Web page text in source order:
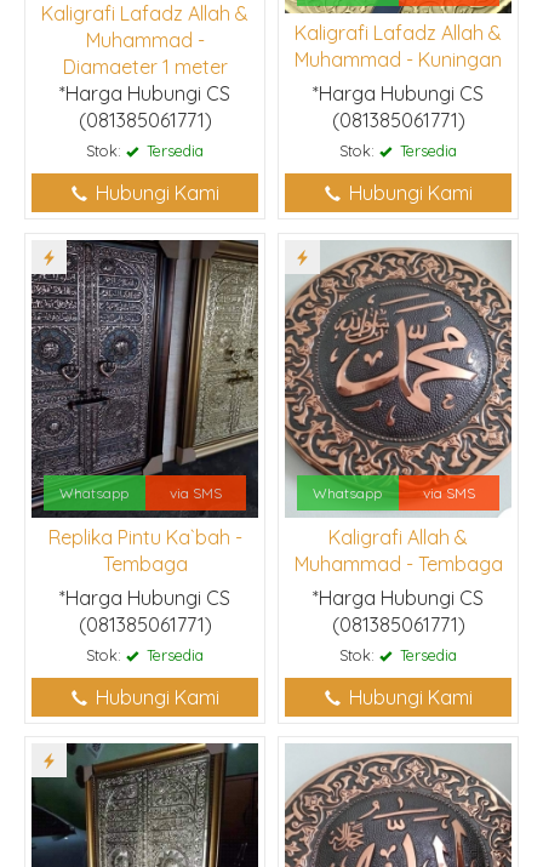
Kaligrafi Lafadz Allah &
Muhammad -
Diamaeter 1 meter
*Harga Hubungi CS
(081385061771)
Stok: Tersedia
Hubungi Kami
Kaligrafi Lafadz Allah &
Muhammad - Kuningan
*Harga Hubungi CS
(081385061771)
Stok: Tersedia
Hubungi Kami
Whatsapp via SMS
Replika Pintu Ka`bah -
Tembaga
*Harga Hubungi CS
(081385061771)
Stok: Tersedia
Hubungi Kami
Whatsapp via SMS
Kaligrafi Allah &
Muhammad - Tembaga
*Harga Hubungi CS
(081385061771)
Stok: Tersedia
Hubungi Kami